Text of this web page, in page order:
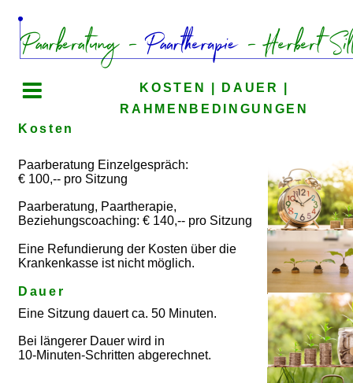
Kosten
Paarberatung Einzelgespräch:
€ 100,-- pro Sitzung
Paarberatung, Paartherapie,
Beziehungscoaching: € 140,-- pro Sitzung
Eine Refundierung der Kosten über die
Krankenkasse ist nicht möglich.
Dauer
Eine Sitzung dauert ca. 50 Minuten.
Bei längerer Dauer wird in
10-Minuten-Schritten abgerechnet.
KOSTEN | DAUER |
RAHMENBEDINGUNGEN